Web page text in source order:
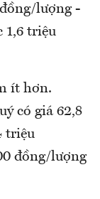
lượng -
1,6 triệu
ít hơn.
có giá 62,8
triệu
đồng/lượng